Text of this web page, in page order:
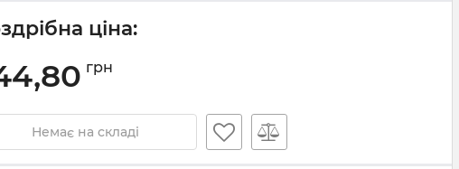
ціна:
грн
Немає на складі